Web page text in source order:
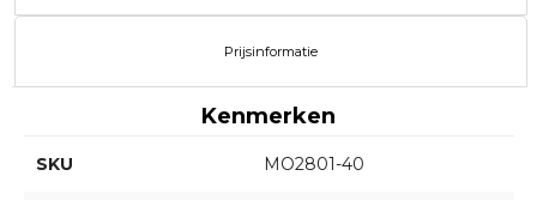
Prijsinformatie
Kenmerken
SKU MO2801-40